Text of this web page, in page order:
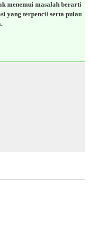
menemui masalah berarti
yang terpencil serta pulau